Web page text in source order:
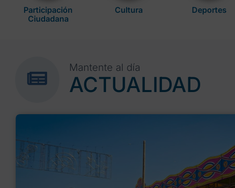
Participación
Ciudadana
Cultura Deportes
Mantente al día
ACTUALIDAD